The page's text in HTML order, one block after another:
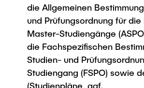
Campus
Kooperation mit der TUHH
Nachhaltigkeit
Bewerbung
Für Schülerinnen und Schüler
Studienangebot
Studienorientierung
Für Studierende
FORSCHUNG UND TRANSFER
Societal Impact der TUHH
Hightech Agenda Deutschland @
Koordinierte Verbundforschung
Exzellenzcluster BlueMat
DEKANATE
Elektrotechnik, Informatik und
Studiengänge
Forschung und Institute
Verfahrenstechnik
INTERNATIONAL
Termine
Kontakt und Beratung
Campus International
Welcome Weeks
die Allgemeinen
und Prüfungsordnung für
Master-Studiengänge
die Fachspezifischen
Studien- und
Studiengang (FSPO) sowie
(Studienpläne, ggf.